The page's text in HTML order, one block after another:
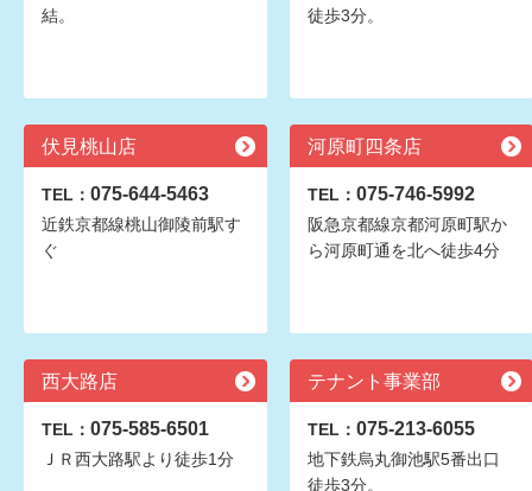
結。
徒歩3分。
伏見桃山店
TEL： 075-644-5463
近鉄京都線桃山御陵前駅す
ぐ
河原町四条店
TEL： 075-746-5992
阪急京都線京都河原町駅か
ら河原町通を北へ徒歩4分
西大路店
TEL： 075-585-6501
ＪＲ西大路駅より徒歩1分
テナント事業部
TEL： 075-213-6055
地下鉄烏丸御池駅5番出口
徒歩3分。